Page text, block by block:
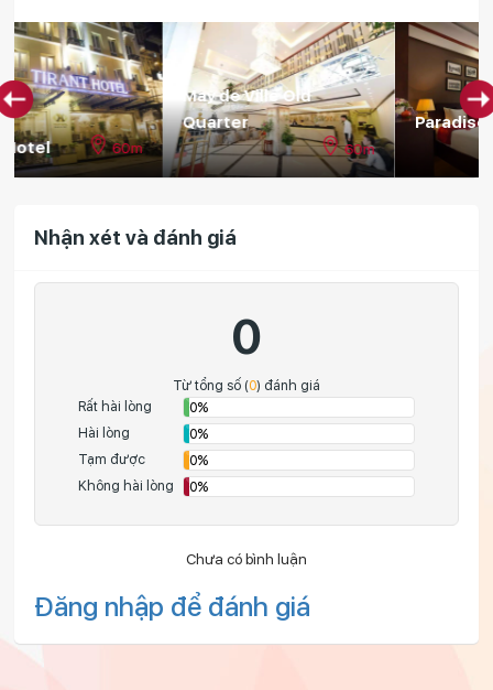
May de Ville Old
Quarter
60m
Paradise Boutique
70m
Nhận xét và đánh giá
0
Từ tổng số (0) đánh giá
Rất hài lòng
0%
Hài lòng
0%
Tạm được
0%
Không hài lòng
0%
Chưa có bình luận
Đăng nhập để đánh giá